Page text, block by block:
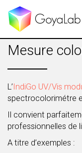
Mesure
L’IndiGo UV/Vis
spectrocolorimétre
Il convient
professionnelles de
A titre d’exemples :